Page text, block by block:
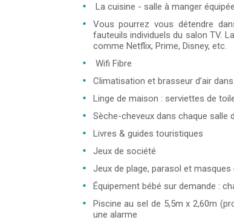
La cuisine - salle à manger
Vous pourrez vous détendre
fauteuils individuels du salon TV.
comme Netflix, Prime, Disney, etc.
Wifi Fibre
Climatisation et brasseur d’air
Linge de maison : serviettes de
Sèche-cheveux dans chaque salle
Livres & guides touristiques
Jeux de société
Jeux de plage, parasol et masques
Équipement bébé sur demande :
Piscine au sel de 5,5m x 2,60m
une alarme